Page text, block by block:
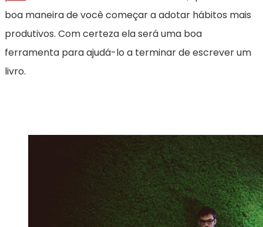
boa maneira de você começar a adotar hábitos mais
produtivos. Com certeza ela será uma boa
ferramenta para ajudá-lo a terminar de escrever um
livro.